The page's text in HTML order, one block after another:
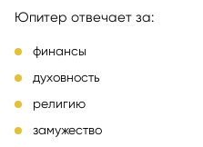
Юпитер отвечает за:
финансы
духовность
религию
замужество